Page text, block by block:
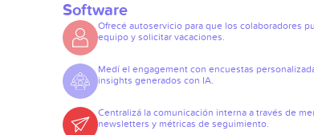
Software
Ofrecé autoservicio para que los colaboradores
equipo y solicitar vacaciones.
Medí el engagement con encuestas
insights generados con IA.
Centralizá la comunicación interna a través de
newsletters y métricas de seguimiento.